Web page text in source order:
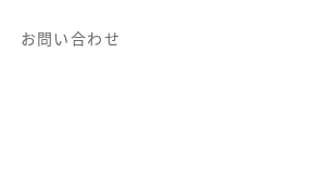
お問い合わせ